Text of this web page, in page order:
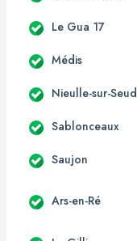
Le Gua 17
Médis
Nieulle-sur-
Sablonceaux
Saujon
Ars-en-Ré